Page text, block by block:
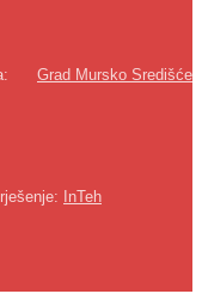
Grad Mursko Središće
InTeh